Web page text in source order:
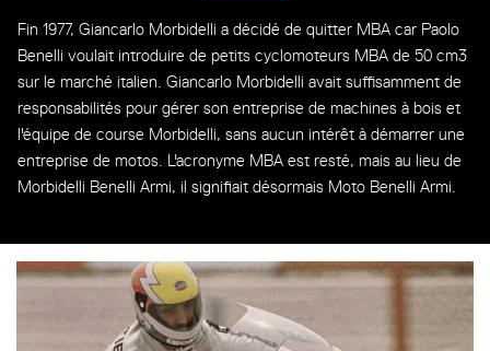
Fin 1977, Giancarlo Morbidelli a décidé de quitter MBA car Paolo
Benelli voulait introduire de petits cyclomoteurs MBA de 50 cm3
sur le marché italien. Giancarlo Morbidelli avait suffisamment de
responsabilités pour gérer son entreprise de machines à bois et
l'équipe de course Morbidelli, sans aucun intérêt à démarrer une
entreprise de motos. L'acronyme MBA est resté, mais au lieu de
Morbidelli Benelli Armi, il signifiait désormais Moto Benelli Armi.